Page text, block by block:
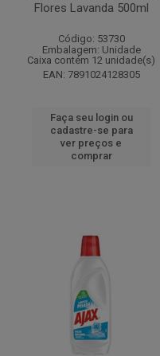
Flores Lavanda 500ml
Código: 53730
Embalagem: Unidade
Caixa contém 12 unidade(s)
EAN: 7891024128305
Faça seu login ou
cadastre-se para
ver preços e
comprar